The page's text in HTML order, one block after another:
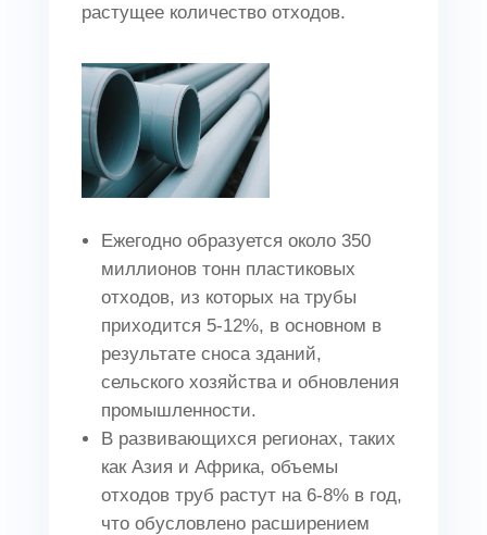
растущее количество отходов.
Ежегодно образуется около 350
миллионов тонн пластиковых
отходов, из которых на трубы
приходится 5-12%, в основном в
результате сноса зданий,
сельского хозяйства и обновления
промышленности.
В развивающихся регионах, таких
как Азия и Африка, объемы
отходов труб растут на 6-8% в год,
что обусловлено расширением